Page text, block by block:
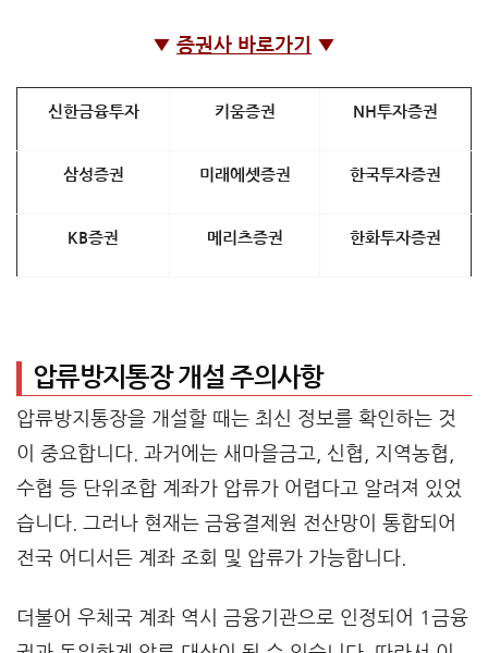
▼ 증권사 바로가기 ▼
신한금융투자 키움증권 NH투자증권
삼성증권 미래에셋증권 한국투자증권
KB증권 메리츠증권 한화투자증권
압류방지통장 개설 주의사항
압류방지통장을 개설할 때는 최신 정보를 확인하는 것
이 중요합니다. 과거에는 새마을금고, 신협, 지역농협,
수협 등 단위조합 계좌가 압류가 어렵다고 알려져 있었
습니다. 그러나 현재는 금융결제원 전산망이 통합되어
전국 어디서든 계좌 조회 및 압류가 가능합니다.
더불어 우체국 계좌 역시 금융기관으로 인정되어 1금융